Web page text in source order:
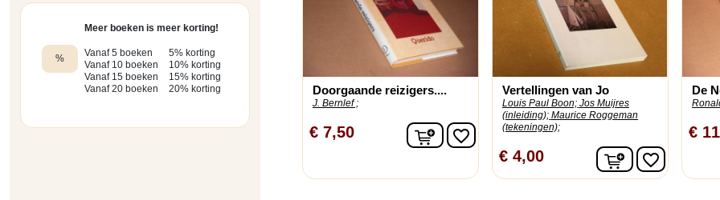
%
Meer boeken is meer korting!
Vanaf 5 boeken
Vanaf 10 boeken
Vanaf 15 boeken
Vanaf 20 boeken
5% korting
10% korting
15% korting
20% korting
Doorgaande reizigers....
J. Bernlef ;
€ 7,50 In winkelwagen
favorite_border
Vertellingen van Jo
Louis Paul Boon; Jos Muijres
(inleiding); Maurice Roggeman
(tekeningen);
€ 4,00 In winkelwagen
favorite_border
De
€